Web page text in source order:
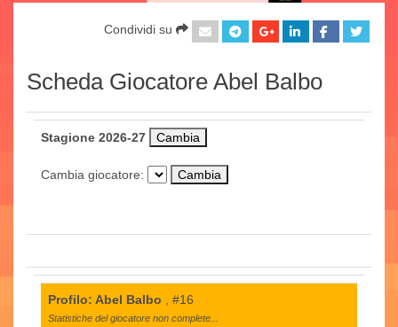
Condividi su
Scheda Giocatore Abel Balbo
Stagione 2026-27
Cambia giocatore:
Profilo: Abel Balbo , #16
Statistiche del giocatore non complete...